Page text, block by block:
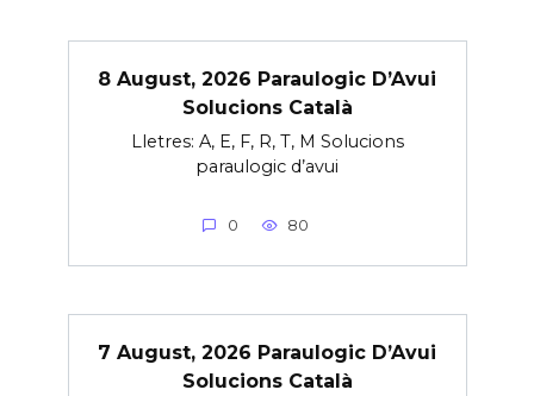
8 August, 2026 Paraulogic D’Avui
Solucions Català
Lletres: A, E, F, R, T, M Solucions
paraulogic d’avui
0 80
7 August, 2026 Paraulogic D’Avui
Solucions Català